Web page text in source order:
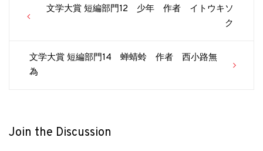
navigation
文学大賞 短編部門12 少年 作者 イトウキソ
ク
文学大賞 短編部門14 蝉蜻蛉 作者 西小路無
為
Join the Discussion